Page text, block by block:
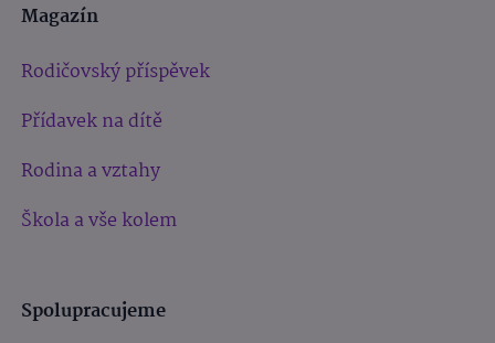
Magazín
Rodičovský příspěvek
Přídavek na dítě
Rodina a vztahy
Škola a vše kolem
Spolupracujeme